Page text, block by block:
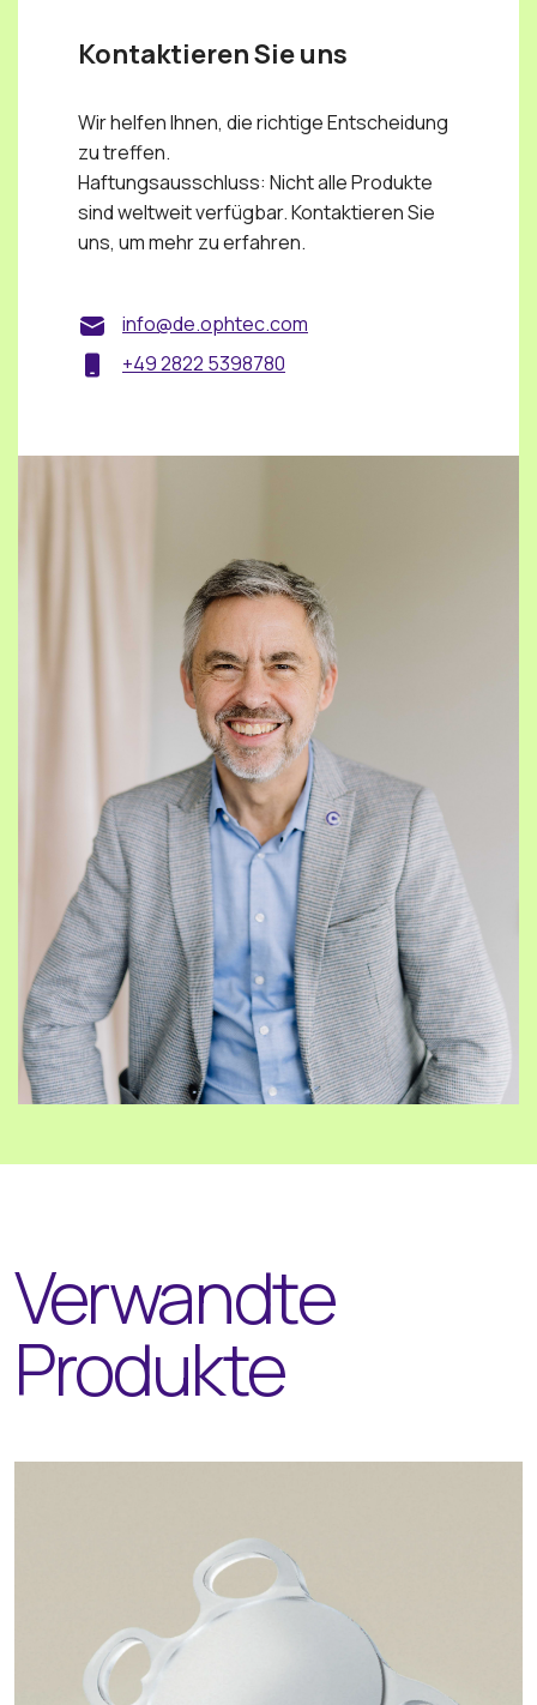
Kontaktieren Sie uns
Wir helfen Ihnen, die richtige Entscheidung
zu treffen.
Haftungsausschluss: Nicht alle Produkte
sind weltweit verfügbar. Kontaktieren Sie
uns, um mehr zu erfahren.
info@de.ophtec.com
+49 2822 5398780
Verwandte
Produkte